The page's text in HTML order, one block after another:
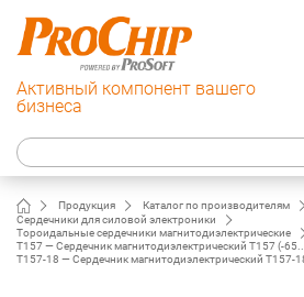
Активный компонент вашего
бизнеса
Продукция Каталог по производителям
Сердечники для силовой электроники
Тороидальные сердечники магнитодиэлектрические
T157 — Сердечник магнитодиэлектрический T157 (-
T157-18 — Сердечник магнитодиэлектрический T157-